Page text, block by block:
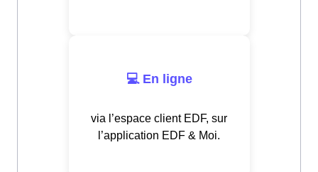
💻 En ligne
via l’espace client EDF, sur
l’application EDF & Moi.